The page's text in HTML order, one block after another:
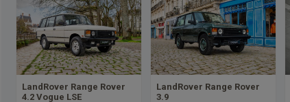
LandRover Range Rover
4.2 Vogue LSE
LandRover Range Rover
3.9